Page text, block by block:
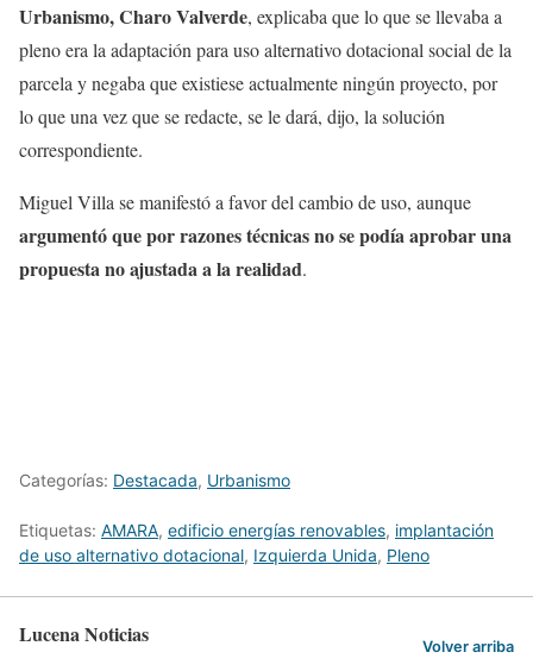
Urbanismo, Charo Valverde, explicaba que lo que se llevaba a
pleno era la adaptación para uso alternativo dotacional social de la
parcela y negaba que existiese actualmente ningún proyecto, por
lo que una vez que se redacte, se le dará, dijo, la solución
correspondiente.
Miguel Villa se manifestó a favor del cambio de uso, aunque
argumentó que por razones técnicas no se podía aprobar una
propuesta no ajustada a la realidad.
Categorías: Destacada, Urbanismo
Etiquetas: AMARA, edificio energías renovables, implantación
de uso alternativo dotacional, Izquierda Unida, Pleno
Lucena Noticias Volver arriba